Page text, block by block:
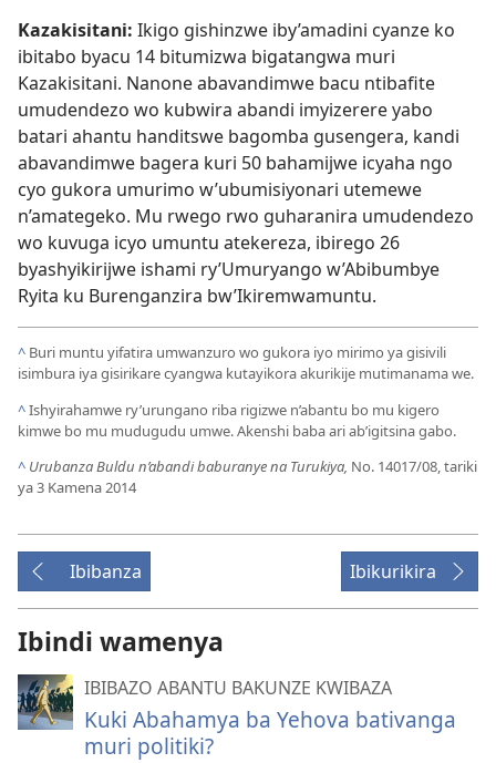
Kazakisitani: Ikigo gishinzwe iby’amadini cyanze ko
ibitabo byacu 14 bitumizwa bigatangwa muri
Kazakisitani. Nanone abavandimwe bacu ntibafite
umudendezo wo kubwira abandi imyizerere yabo
batari ahantu handitswe bagomba gusengera, kandi
abavandimwe bagera kuri 50 bahamijwe icyaha ngo
cyo gukora umurimo w’ubumisiyonari utemewe
n’amategeko. Mu rwego rwo guharanira umudendezo
wo kuvuga icyo umuntu atekereza, ibirego 26
byashyikirijwe ishami ry’Umuryango w’Abibumbye
Ryita ku Burenganzira bw’Ikiremwamuntu.
^ Buri muntu yifatira umwanzuro wo gukora iyo mirimo ya gisivili
isimbura iya gisirikare cyangwa kutayikora akurikije mutimanama we.
^Ishyirahamwe ry’urungano riba rigizwe n’abantu bo mu kigero
kimwe bo mu mudugudu umwe. Akenshi baba ari ab’igitsina gabo.
^ Urubanza Buldu n’abandi baburanye na Turukiya, No. 14017/08, tariki
ya 3 Kamena 2014
Ibibanza Ibikurikira
Ibindi wamenya
IBIBAZO ABANTU BAKUNZE KWIBAZA
Kuki Abahamya ba Yehova bativanga
muri politiki?